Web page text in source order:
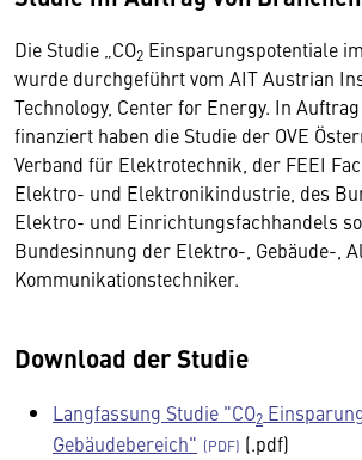
Die Studie „CO2 Einsparungspotentiale
wurde durchgeführt vom AIT Austrian
Technology, Center for Energy. In
finanziert haben die Studie der OVE
Verband für Elektrotechnik, der FEEI
Elektro- und Elektronikindustrie, des
Elektro- und Einrichtungsfachhandels
Bundesinnung der Elektro-, Gebäude-,
Kommunikationstechniker.
Download der Studie
Langfassung Studie "CO2
Gebäudebereich"
(.pdf)